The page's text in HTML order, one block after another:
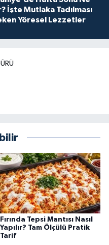
İşte Mutlaka Tadılması
Yöresel Lezzetler
Fırında Tepsi Mantısı Nasıl
Yapılır? Tam Ölçülü Pratik
Tarif